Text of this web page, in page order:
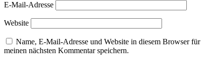
E-Mail-Adresse
Website
Name, E-Mail-Adresse und Website in diesem Browser für
meinen nächsten Kommentar speichern.